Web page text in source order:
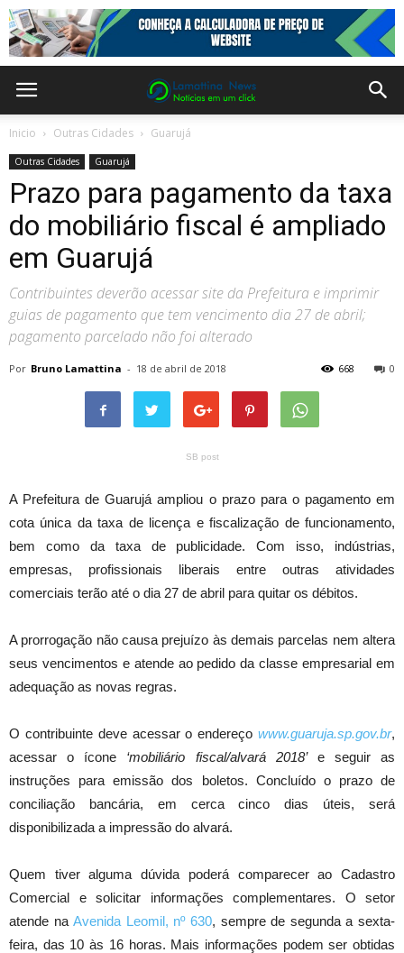
Inicio Outras Cidades Guarujá
Outras Cidades Guarujá
Prazo para pagamento da taxa
do mobiliário fiscal é ampliado
em Guarujá
Contribuintes deverão acessar site da Prefeitura e imprimir
guias de pagamento que tem vencimento dia 27 de abril;
pagamento parcelado não foi alterado
Por Bruno Lamattina - 18 de abril de 2018 0
668
SB post
A Prefeitura de Guarujá ampliou o prazo para o pagamento em
cota única da taxa de licença e fiscalização de funcionamento,
bem como da taxa de publicidade. Com isso, indústrias,
empresas, profissionais liberais entre outras atividades
comerciais terão até o dia 27 de abril para quitar os débitos.
A prorrogação não causa prejuízo às demais parcelas nem altera
seus vencimentos e atende ao pedido da classe empresarial em
adequação as novas regras.
O contribuinte deve acessar o endereço www.guaruja.sp.gov.br,
acessar o ícone ‘mobiliário fiscal/alvará 2018’e seguir as
instruções para emissão dos boletos. Concluído o prazo de
conciliação bancária, em cerca cinco dias úteis, será
disponibilizada a impressão do alvará.
Quem tiver alguma dúvida poderá comparecer ao Cadastro
Comercial e solicitar informações complementares. O setor
atende naAvenida Leomil, nº 630, sempre de segunda a sexta-
feira, das 10 às 16 horas. Mais informações podem ser obtidas